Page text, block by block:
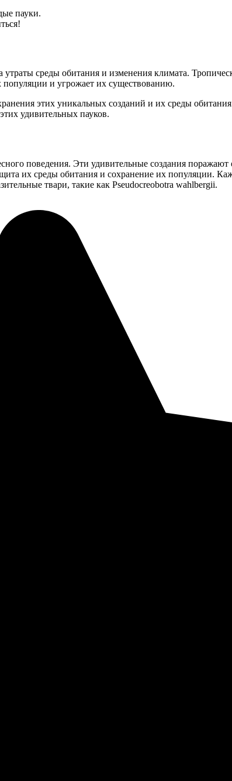
пауки.
утраты среды обитания и изменения климата.
популяции и угрожает их существованию.
этих уникальных созданий и их среды
удивительных пауков.
поведения. Эти удивительные создания
их среды обитания и сохранение их популяции.
твари, такие как Pseudocreobotra wahlbergii.